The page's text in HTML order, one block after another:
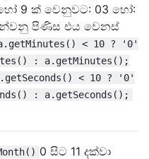
9 ක් වෙනුවට: 03 හෝ:
පිණිස එය වෙනස්
< 10 ? '0'
: a.getMinutes();
< 10 ? '0'
: a.getSeconds();
0 සිට 11 දක්වා